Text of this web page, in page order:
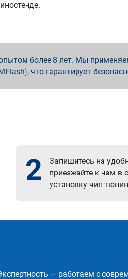
более 8 лет. Мы
что гарантирует
2
Запишитесь на
приезжайте к нам в
установку чип
— работаем с